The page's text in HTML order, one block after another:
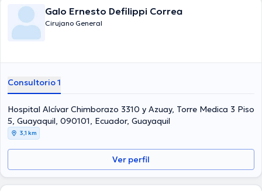
Galo Ernesto Defilippi Correa
Cirujano General
Consultorio 1
Hospital Alcívar Chimborazo 3310 y Azuay, Torre Medica 3 Piso
5, Guayaquil, 090101, Ecuador, Guayaquil
3,1 km
Ver perfil